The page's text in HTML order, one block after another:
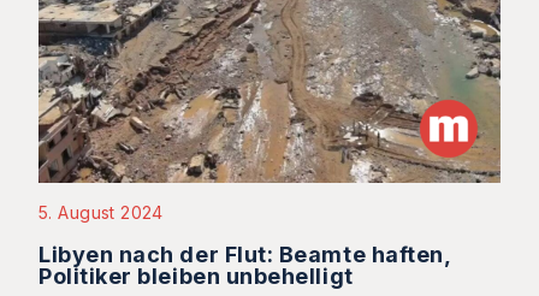
5. August 2024
Libyen nach der Flut: Beamte haften,
Politiker bleiben unbehelligt